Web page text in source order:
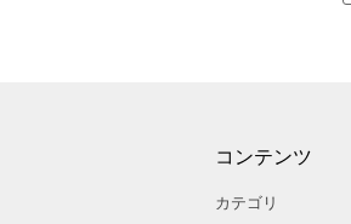
コンテンツ
カテゴリ